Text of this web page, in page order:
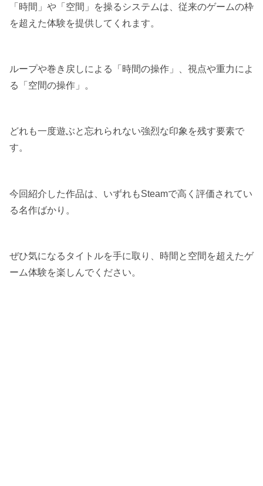
「時間」や「空間」を操るシステムは、従来のゲームの枠
を超えた体験を提供してくれます。
ループや巻き戻しによる「時間の操作」、視点や重力によ
る「空間の操作」。
どれも一度遊ぶと忘れられない強烈な印象を残す要素で
す。
今回紹介した作品は、いずれもSteamで高く評価されてい
る名作ばかり。
ぜひ気になるタイトルを手に取り、時間と空間を超えたゲ
ーム体験を楽しんでください。